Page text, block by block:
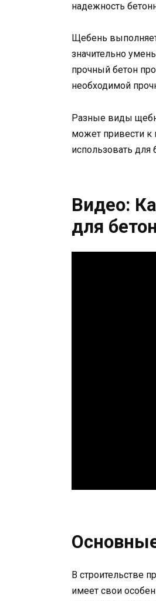
надежность
Щебень
значительно
прочный бетон
необходимой
Разные виды
может привести к
использовать для
Видео:
для
В строительстве
имеет свои